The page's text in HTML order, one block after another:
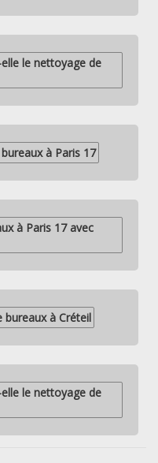
le nettoyage de
à Paris 17
à Paris 17 avec
bureaux à Créteil
le nettoyage de